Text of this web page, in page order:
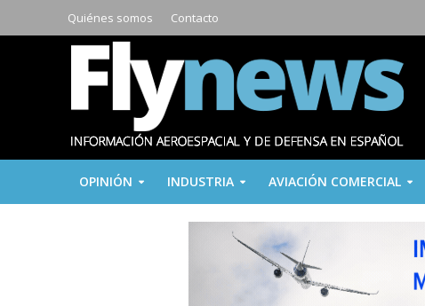
Quiénes somos Contacto
OPINIÓN INDUSTRIA AVIACIÓN COMERCIAL